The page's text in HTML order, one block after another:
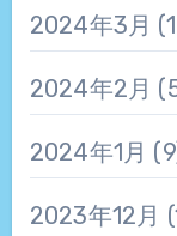
2024年3月
2024年2月
2024年1月
2023年12月